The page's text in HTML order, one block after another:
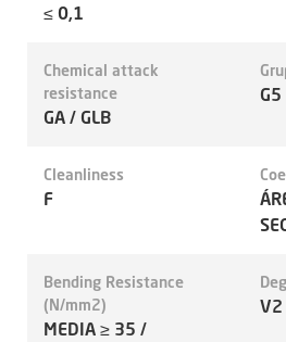
≤ 0,1
Chemical attack
resistance
GA / GLB
G5
Cleanliness
F
Bending Resistance
(N/mm2)
MEDIA ≥ 35 /
V2